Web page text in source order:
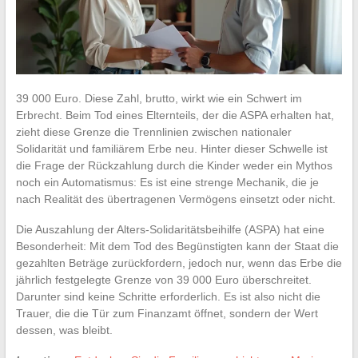
39 000 Euro. Diese Zahl, brutto, wirkt wie ein Schwert im
Erbrecht. Beim Tod eines Elternteils, der die ASPA erhalten hat,
zieht diese Grenze die Trennlinien zwischen nationaler
Solidarität und familiärem Erbe neu. Hinter dieser Schwelle ist
die Frage der Rückzahlung durch die Kinder weder ein Mythos
noch ein Automatismus: Es ist eine strenge Mechanik, die je
nach Realität des übertragenen Vermögens einsetzt oder nicht.
Die Auszahlung der Alters-Solidaritätsbeihilfe (ASPA) hat eine
Besonderheit: Mit dem Tod des Begünstigten kann der Staat die
gezahlten Beträge zurückfordern, jedoch nur, wenn das Erbe die
jährlich festgelegte Grenze von 39 000 Euro überschreitet.
Darunter sind keine Schritte erforderlich. Es ist also nicht die
Trauer, die die Tür zum Finanzamt öffnet, sondern der Wert
dessen, was bleibt.